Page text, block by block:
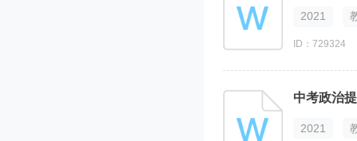
2021
ID：729324
中考政治
2021